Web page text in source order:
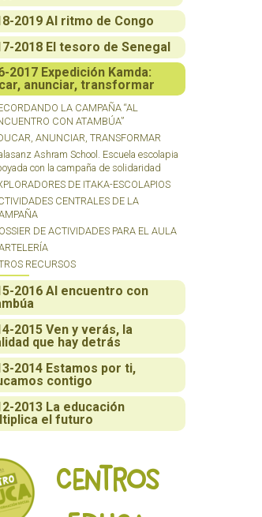
2019 Al ritmo de Congo
2018 El tesoro de Senegal
2017 Expedición Kamda:
anunciar, transformar
LA CAMPAÑA “AL
CON ATAMBÚA”
ANUNCIAR, TRANSFORMAR
Ashram School. Escuela escolapia
con la campaña de solidaridad
DE ITAKA-ESCOLAPIOS
CENTRALES DE LA
DE ACTIVIDADES PARA EL AULA
RECURSOS
2016 Al encuentro con
2015 Ven y verás, la
que hay detrás
2014 Estamos por ti,
contigo
2013 La educación
el futuro
Centros